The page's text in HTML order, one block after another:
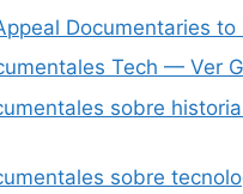
Documentaries to
Tech — Ver
sobre
sobre